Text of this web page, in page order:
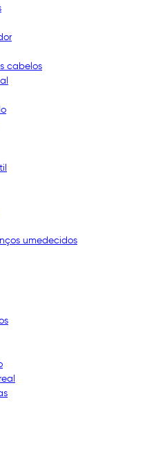
cabelos
umedecidos